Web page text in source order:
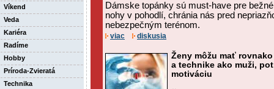
Víkend
Veda
Kariéra
Radíme
Hobby
Príroda-Zvieratá
Technika
Dámske topánky sú must-have pre
nohy v pohodlí, chránia nás pred
nebezpečným terénom.
viac diskusia
Ženy môžu mať
a technike ako muži,
motiváciu